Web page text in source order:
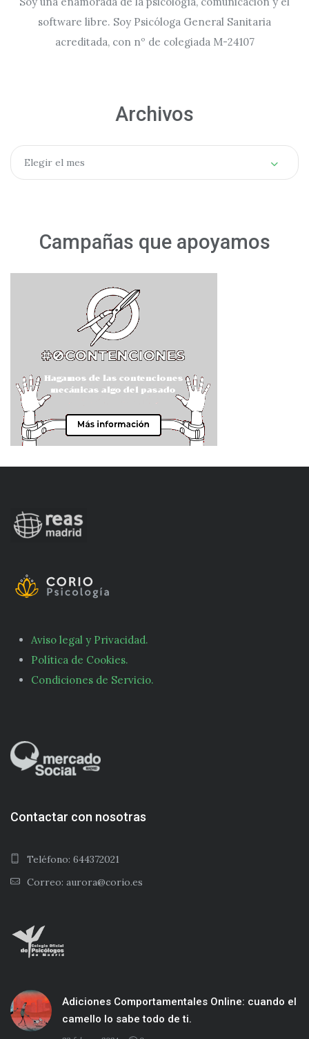
software libre. Soy Psicóloga General Sanitaria
acreditada, con nº de colegiada M-24107
Archivos
Archivos
Elegir el mes
Campañas que apoyamos
Aviso legal y Privacidad.
Política de Cookies.
Condiciones de Servicio.
Contactar con nosotras
Teléfono: 644372021
Correo: aurora@corio.es
Adiciones Comportamentales Online: cuando el
camello lo sabe todo de ti.